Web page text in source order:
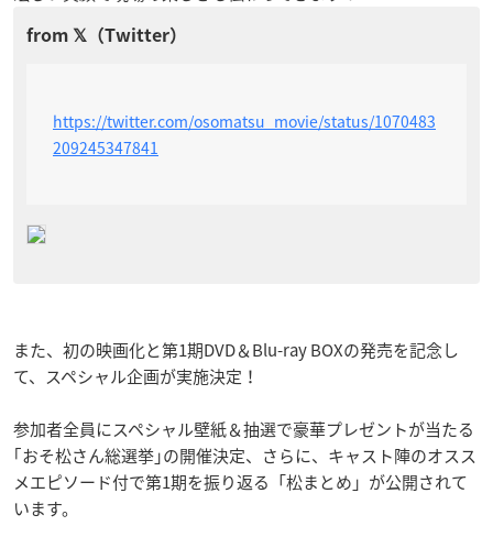
https://twitter.com/osomatsu_movie/status/1070483
209245347841
また、初の映画化と第1期DVD＆Blu-ray BOXの発売を記念し
て、スペシャル企画が実施決定！
参加者全員にスペシャル壁紙＆抽選で豪華プレゼントが当たる
｢おそ松さん総選挙｣の開催決定、さらに、キャスト陣のオスス
メエピソード付で第1期を振り返る「松まとめ」が公開されて
います。